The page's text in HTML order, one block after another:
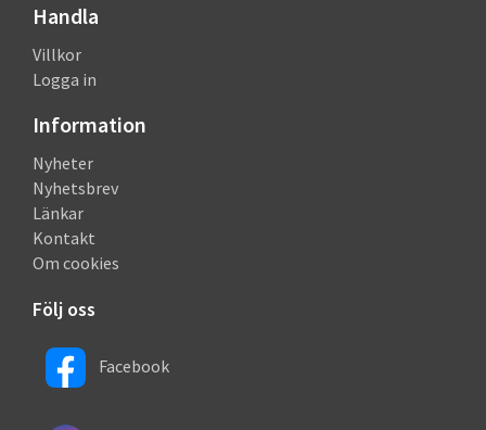
Handla
Villkor
Logga in
Information
Nyheter
Nyhetsbrev
Länkar
Kontakt
Om cookies
Följ oss
Facebook